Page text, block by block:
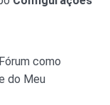
como
do Meu